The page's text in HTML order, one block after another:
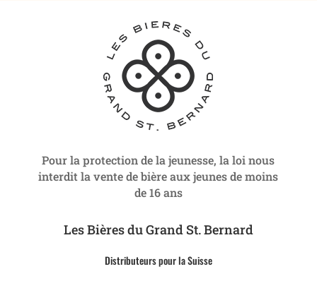
Pour la protection de la jeunesse, la loi nous
interdit la vente de bière aux jeunes de moins
de 16 ans
Les Bières du Grand St. Bernard
Distributeurs pour la Suisse